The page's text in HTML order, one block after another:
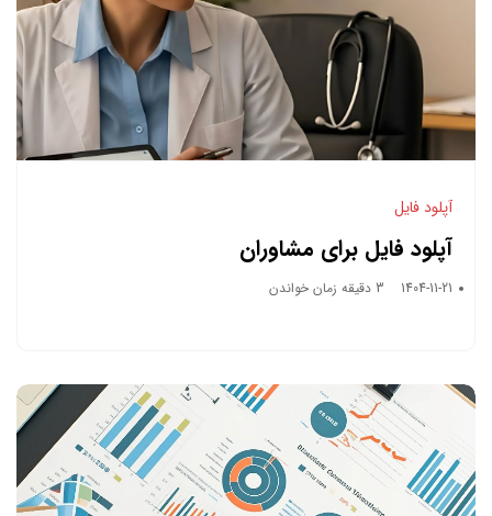
آپلود فایل
آپلود فایل برای مشاوران
1404-11-21 3 دقیقه زمان خواندن